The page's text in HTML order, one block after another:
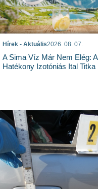
Hírek - Aktuális2026. 08. 07.
A Sima Víz Már Nem Elég: A
Hatékony Izotóniás Ital Titka